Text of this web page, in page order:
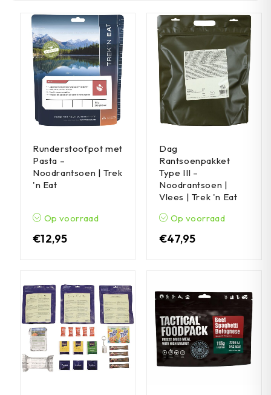
Runderstoofpot met
Pasta –
Noodrantsoen | Trek
'n Eat
Op voorraad
€12,95
Dag
Rantsoenpakket
Type III –
Noodrantsoen |
Vlees | Trek 'n Eat
Op voorraad
€47,95